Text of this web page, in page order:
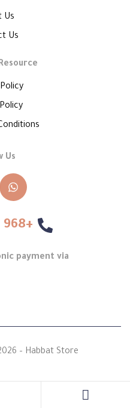
Us
Us
Us
+968 9284 6418
payment via
– Habbat Store